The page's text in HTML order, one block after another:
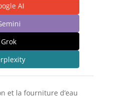
AI
Grok
et la fourniture d’eau